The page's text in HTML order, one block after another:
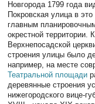
Новгорода 1799 года
Покровская улица в
главным
окрестной территории.
Верхнепосадской
строения улицы было
например, на месте
Театральной площади
деревянные строения
нижегородского вице-